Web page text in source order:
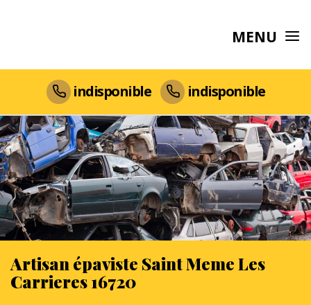
MENU
indisponible indisponible
Artisan épaviste Saint Meme Les
Carrieres 16720